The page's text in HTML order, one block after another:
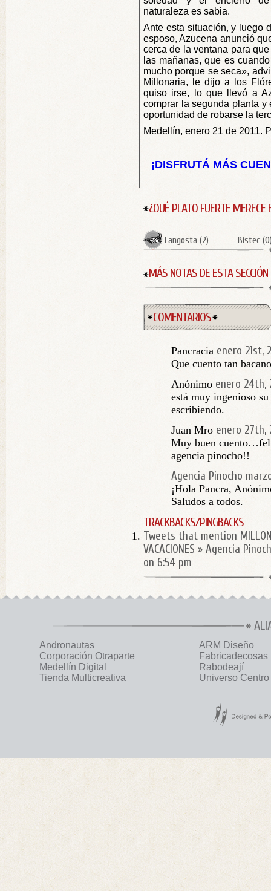
naturaleza es sabia.
Ante esta situación, y luego
esposo, Azucena anunció
cerca de la ventana para
las mañanas, que es
mucho porque se seca»,
Millonaria, le dijo a los
quiso irse, lo que llevó a
comprar la segunda planta
oportunidad de robarse la
Medellín, enero 21 de 2011.
¡DISFRUTÁ MÁS
¿QUÉ PLATO FUERTE MERECE
Langosta (2) Bistec (0
MÁS NOTAS DE ESTA SECCIÓN
COMENTARIOS
Pancracia enero 21st,
Que cuento tan
Anónimo enero 24th,
está muy ingenioso
escribiendo.
Juan Mro enero 27th,
Muy buen
agencia pinocho!!
Agencia Pinocho
¡Hola Pancra,
Saludos a todos.
TRACKBACKS/PINGBACKS
Tweets that mention
VACACIONES » Agencia
on 6:54 pm
Andronautas
ARM Diseño
Corporación Otraparte
Fabricadecosas
Medellín Digital
Rabodeají
Tienda Multicreativa
Universo Centro